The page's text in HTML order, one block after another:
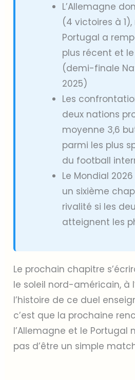
L’Allemagne
(4 victoires à
Portugal a
plus récent et
(demi-finale
2025)
Les
deux nations
moyenne 3,6
parmi les plus
du football
Le Mondial
un sixième
rivalité si les
atteignent les
Le prochain chapitre
le soleil nord-américain, à
l’histoire de ce duel
c’est que la prochaine
l’Allemagne et le Portugal
pas d’être un simple